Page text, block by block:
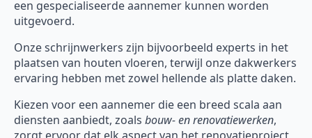
een gespecialiseerde aannemer kunnen worden
uitgevoerd.
Onze schrijnwerkers zijn bijvoorbeeld experts in het
plaatsen van houten vloeren, terwijl onze dakwerkers
ervaring hebben met zowel hellende als platte daken.
Kiezen voor een aannemer die een breed scala aan
diensten aanbiedt, zoals bouw- en renovatiewerken,